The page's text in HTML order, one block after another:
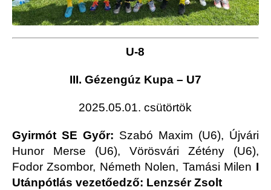
U-8
III. Gézengúz Kupa – U7
2025.05.01. csütörtök
Gyirmót SE Győr: Szabó Maxim (U6), Újvári
Hunor Merse (U6), Vörösvári Zétény (U6),
Fodor Zsombor, Németh Nolen, Tamási Milen I
Utánpótlás vezetőedző: Lenzsér Zsolt